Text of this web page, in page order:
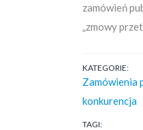
zamówień
„zmowy
KATEGORIE:
Zamówienia
konkurencja
TAGI: